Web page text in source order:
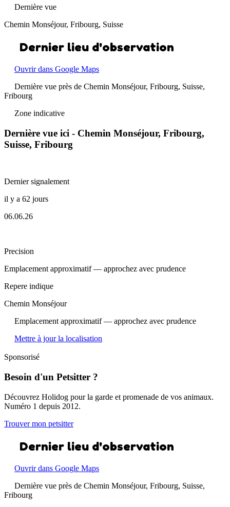
Dernière vue
Chemin Monséjour, Fribourg, Suisse
Dernier lieu d'observation
Ouvrir dans Google Maps
Dernière vue près de Chemin Monséjour, Fribourg, Suisse,
Fribourg
Zone indicative
Dernière vue ici - Chemin Monséjour, Fribourg,
Suisse, Fribourg
Dernier signalement
il y a 62 jours
06.06.26
Precision
Emplacement approximatif — approchez avec prudence
Repere indique
Chemin Monséjour
Emplacement approximatif — approchez avec prudence
Mettre à jour la localisation
Sponsorisé
Besoin d'un Petsitter ?
Découvrez Holidog pour la garde et promenade de vos animaux.
Numéro 1 depuis 2012.
Trouver mon petsitter
Dernier lieu d'observation
Ouvrir dans Google Maps
Dernière vue près de Chemin Monséjour, Fribourg, Suisse,
Fribourg